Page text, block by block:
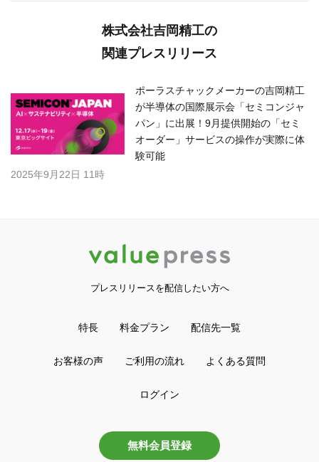
株式会社吉岡精工の
関連プレスリリース
ポーラスチャックメーカーの吉岡精工
が半導体の国際展示会「セミコンジャ
パン」に出展！9月提供開始の「セミ
オーダー」サービスの操作が実際に体
験可能
2025年9月22日 11時
プレスリリースを配信したい方へ
特長 料金プラン 配信先一覧
お客様の声 ご利用の流れ よくある質問
ログイン
無料会員登録